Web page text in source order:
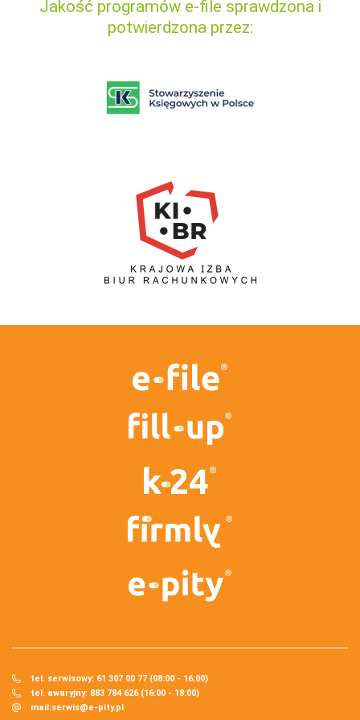
Jakość programów e-file sprawdzona i
potwierdzona przez:
tel. serwisowy: 61 307 00 77 (08:00 - 16:00)
tel. awaryjny: 883 784 626 (16:00 - 18:00)
mail:serwis@e-pity.pl